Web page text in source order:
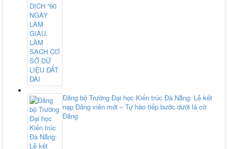
Đảng bộ Trường Đại học Kiến trúc Đà Nẵng: Lễ kết
nạp Đảng viên mới – Tự hào tiếp bước dưới lá cờ
Đảng